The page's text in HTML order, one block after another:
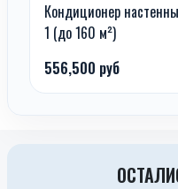
Кондиционер
1 (до 160 м²)
556,500 руб